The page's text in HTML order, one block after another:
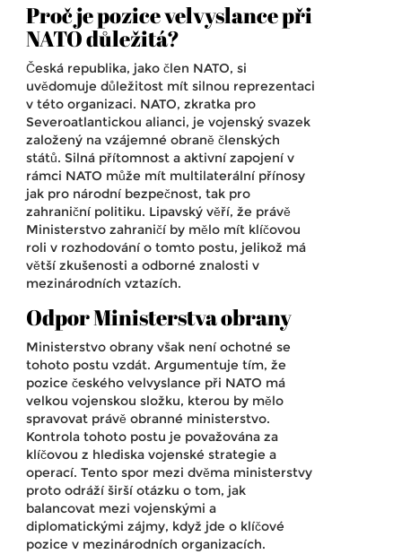
Proč je pozice velvyslance při
NATO důležitá?
Česká republika, jako člen NATO, si
uvědomuje důležitost mít silnou reprezentaci
v této organizaci. NATO, zkratka pro
Severoatlantickou alianci, je vojenský svazek
založený na vzájemné obraně členských
států. Silná přítomnost a aktivní zapojení v
rámci NATO může mít multilaterální přínosy
jak pro národní bezpečnost, tak pro
zahraniční politiku. Lipavský věří, že právě
Ministerstvo zahraničí by mělo mít klíčovou
roli v rozhodování o tomto postu, jelikož má
větší zkušenosti a odborné znalosti v
mezinárodních vztazích.
Odpor Ministerstva obrany
Ministerstvo obrany však není ochotné se
tohoto postu vzdát. Argumentuje tím, že
pozice českého velvyslance při NATO má
velkou vojenskou složku, kterou by mělo
spravovat právě obranné ministerstvo.
Kontrola tohoto postu je považována za
klíčovou z hlediska vojenské strategie a
operací. Tento spor mezi dvěma ministerstvy
proto odráží širší otázku o tom, jak
balancovat mezi vojenskými a
diplomatickými zájmy, když jde o klíčové
pozice v mezinárodních organizacích.